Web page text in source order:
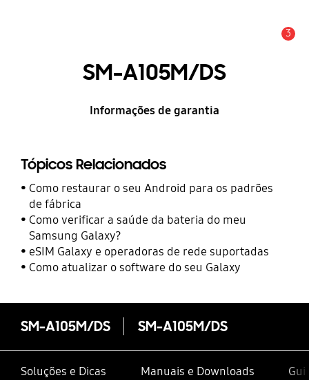
3
SM-A105M/DS
Informações de garantia
Tópicos Relacionados
Como restaurar o seu Android para os padrões
de fábrica
Como verificar a saúde da bateria do meu
Samsung Galaxy?
eSIM Galaxy e operadoras de rede suportadas
Como atualizar o software do seu Galaxy
SM-A105M/DS SM-A105M/DS
Soluções e Dicas Manuais e Downloads